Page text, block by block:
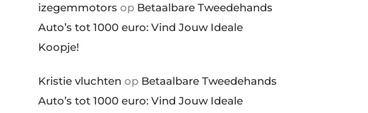
izegemmotors op Betaalbare Tweedehands
Auto’s tot 1000 euro: Vind Jouw Ideale
Koopje!
Kristie vluchten op Betaalbare Tweedehands
Auto’s tot 1000 euro: Vind Jouw Ideale